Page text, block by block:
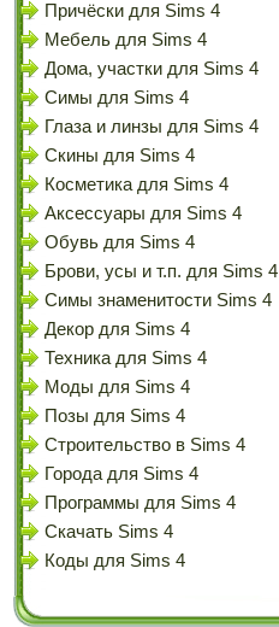
Причёски для Sims 4
Мебель для Sims 4
Дома, участки для Sims 4
Симы для Sims 4
Глаза и линзы для Sims 4
Скины для Sims 4
Косметика для Sims 4
Аксессуары для Sims 4
Обувь для Sims 4
Брови, усы и т.п. для Sims 4
Симы знаменитости Sims 4
Декор для Sims 4
Техника для Sims 4
Моды для Sims 4
Позы для Sims 4
Строительство в Sims 4
Города для Sims 4
Программы для Sims 4
Скачать Sims 4
Коды для Sims 4